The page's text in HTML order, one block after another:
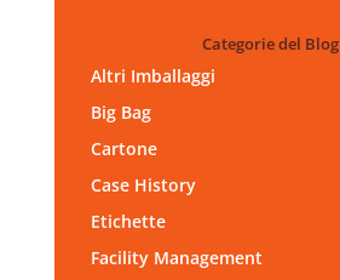
Categorie del Blog
Altri Imballaggi
Big Bag
Cartone
Case History
Etichette
Facility Management